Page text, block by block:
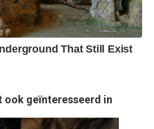
ook geïnteresseerd in